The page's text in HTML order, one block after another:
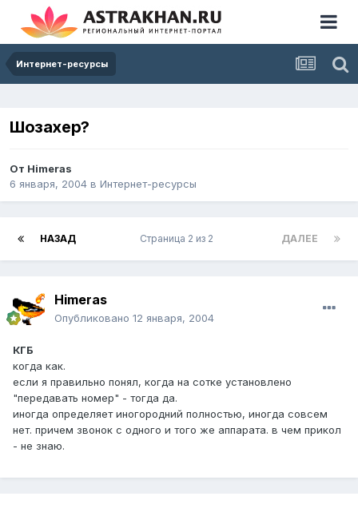
Интернет-ресурсы
Шозахер?
От Himeras
6 января, 2004 в Интернет-ресурсы
НАЗАД ДАЛЕЕ
Страница 2 из 2
Himeras
Опубликовано 12 января, 2004
КГБ
когда как.
если я правильно понял, когда на сотке установлено
"передавать номер" - тогда да.
иногда определяет иногородний полностью, иногда совсем
нет. причем звонок с одного и того же аппарата. в чем прикол
- не знаю.